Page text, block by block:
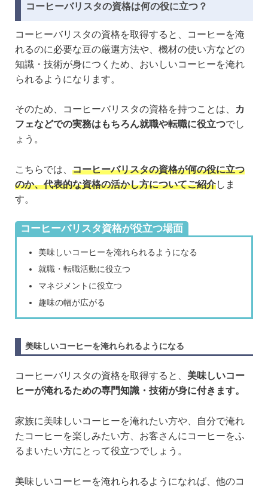
多いのではないでしょうか。コーヒーバリスタを目指すなら、コーヒの専門知識の証明となる
得できるのか、取得の難易度について解説します。コーヒーバリスタとは？コーヒーバリスタ
タの活動範囲はカフェや喫茶店に留まらず、アルコールを提供するような飲食店でも...
コーヒーバリスタの資格は何の役に立つ？
コーヒーバリスタの資格を取得すると、コーヒーを淹
れるのに必要な豆の厳選方法や、機材の使い方などの
知識・技術が身につくため、おいしいコーヒーを淹れ
られるようになります。
そのため、コーヒーバリスタの資格を持つことは、 カ
フェなどでの実務はもちろん就職や転職に役立つでし
ょう。
こちらでは、 コーヒーバリスタの資格が何の役に立つ
のか、代表的な資格の活かし方についてご紹介しま
す。
コーヒーバリスタ資格が役立つ場面
美味しいコーヒーを淹れられるようになる
就職・転職活動に役立つ
マネジメントに役立つ
趣味の幅が広がる
美味しいコーヒーを淹れられるようになる
コーヒーバリスタの資格を取得すると、 美味しいコー
ヒーが淹れるための専門知識・技術が身に付きます。
家族に美味しいコーヒーを淹れたい方や、自分で淹れ
たコーヒーを楽しみたい方、お客さんにコーヒーをふ
るまいたい方にとって役立つでしょう。
美味しいコーヒーを淹れられるようになれば、他のコ